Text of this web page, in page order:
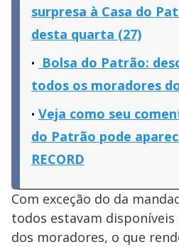
surpresa à Casa do
desta quarta (27)
Bolsa do Patrão:
todos os moradores
Veja como seu
do Patrão pode
RECORD
Com exceção do da
todos estavam
dos moradores, o que